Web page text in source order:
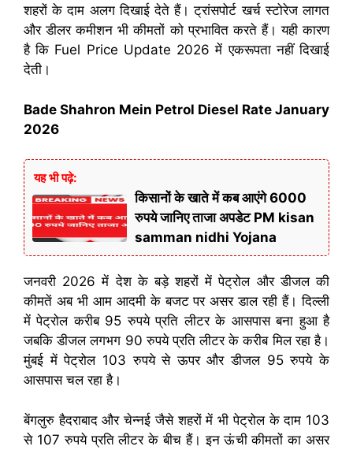
शहरों के दाम अलग दिखाई देते हैं। ट्रांसपोर्ट खर्च स्टोरेज लागत
और डीलर कमीशन भी कीमतों को प्रभावित करते हैं। यही कारण
है कि Fuel Price Update 2026 में एकरूपता नहीं दिखाई
देती।
Bade Shahron Mein Petrol Diesel Rate January
2026
यह भी पढ़े:
किसानों के खाते में कब आएंगे 6000
रुपये जानिए ताजा अपडेट PM kisan
samman nidhi Yojana
जनवरी 2026 में देश के बड़े शहरों में पेट्रोल और डीजल की
कीमतें अब भी आम आदमी के बजट पर असर डाल रही हैं। दिल्ली
में पेट्रोल करीब 95 रुपये प्रति लीटर के आसपास बना हुआ है
जबकि डीजल लगभग 90 रुपये प्रति लीटर के करीब मिल रहा है।
मुंबई में पेट्रोल 103 रुपये से ऊपर और डीजल 95 रुपये के
आसपास चल रहा है।
बेंगलुरु हैदराबाद और चेन्नई जैसे शहरों में भी पेट्रोल के दाम 103
से 107 रुपये प्रति लीटर के बीच हैं। इन ऊंची कीमतों का असर